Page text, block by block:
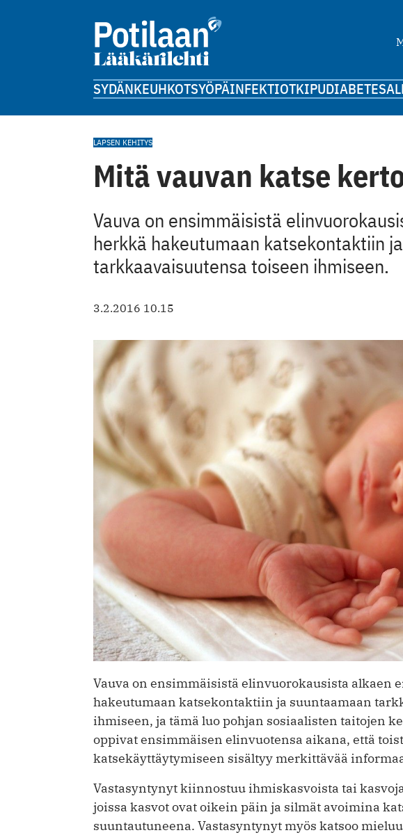
SYDÄNKEUHKOTSYÖPÄINFEKTIOTKIPUDIABETES
LAPSEN KEHITYS
Mitä vauvan katse
Vauva on ensimmäisistä
herkkä hakeutumaan katsekontaktiin
tarkkaavaisuutensa toiseen ihmiseen.
3.2.2016 10.15
Vauva on ensimmäisistä elinvuorokausista alkaen
hakeutumaan katsekontaktiin ja suuntaamaan
ihmiseen, ja tämä luo pohjan sosiaalisten taitojen
oppivat ensimmäisen elinvuotensa aikana, että
katsekäyttäytymiseen sisältyy merkittävää
Vastasyntynyt kiinnostuu ihmiskasvoista tai
joissa kasvot ovat oikein päin ja silmät avoimina
suuntautuneena. Vastasyntynyt myös katsoo